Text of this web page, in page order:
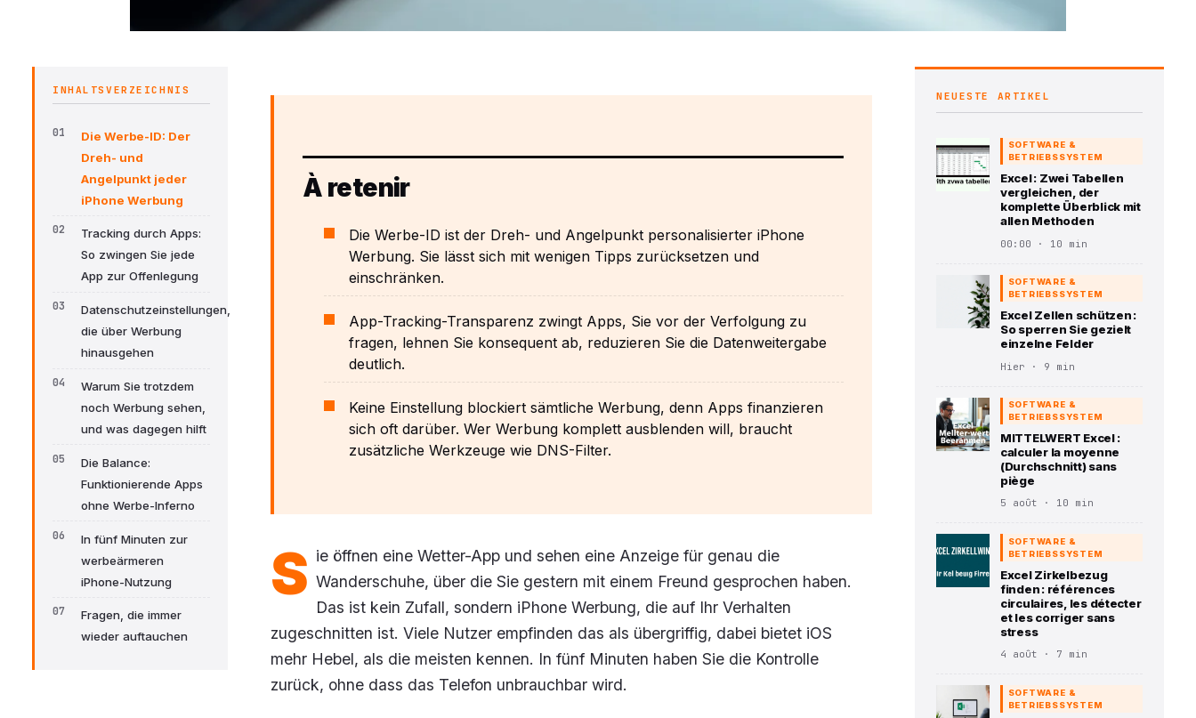
INHALTSVERZEICHNIS
Die Werbe-ID: Der
Dreh- und
Angelpunkt jeder
iPhone Werbung
Tracking durch Apps:
So zwingen Sie jede
App zur Offenlegung
Datenschutzeinstellungen,
die über Werbung
hinausgehen
Warum Sie trotzdem
noch Werbung sehen,
und was dagegen hilft
Die Balance:
Funktionierende Apps
ohne Werbe-Inferno
In fünf Minuten zur
werbeärmeren
iPhone-Nutzung
Fragen, die immer
wieder auftauchen
À retenir
Die Werbe-ID ist der Dreh- und Angelpunkt personalisierter iPhone
Werbung. Sie lässt sich mit wenigen Tipps zurücksetzen und
einschränken.
App-Tracking-Transparenz zwingt Apps, Sie vor der Verfolgung zu
fragen, lehnen Sie konsequent ab, reduzieren Sie die Datenweitergabe
deutlich.
Keine Einstellung blockiert sämtliche Werbung, denn Apps finanzieren
sich oft darüber. Wer Werbung komplett ausblenden will, braucht
zusätzliche Werkzeuge wie DNS-Filter.
S ie öffnen eine Wetter-App und sehen eine Anzeige für genau die
Wanderschuhe, über die Sie gestern mit einem Freund gesprochen haben.
Das ist kein Zufall, sondern iPhone Werbung, die auf Ihr Verhalten
zugeschnitten ist. Viele Nutzer empfinden das als übergriffig, dabei bietet iOS
mehr Hebel, als die meisten kennen. In fünf Minuten haben Sie die Kontrolle
zurück, ohne dass das Telefon unbrauchbar wird.
NEUESTE ARTIKEL
SOFTWARE &
BETRIEBSSYSTEM
Excel : Zwei Tabellen
vergleichen, der
komplette Überblick mit
allen Methoden
00:00 · 10 min
SOFTWARE &
BETRIEBSSYSTEM
Excel Zellen schützen :
So sperren Sie gezielt
einzelne Felder
Hier · 9 min
SOFTWARE &
BETRIEBSSYSTEM
MITTELWERT Excel :
calculer la moyenne
(Durchschnitt) sans
piège
5 août · 10 min
SOFTWARE &
BETRIEBSSYSTEM
Excel Zirkelbezug
finden : références
circulaires, les détecter
et les corriger sans
stress
4 août · 7 min
SOFTWARE &
BETRIEBSSYSTEM